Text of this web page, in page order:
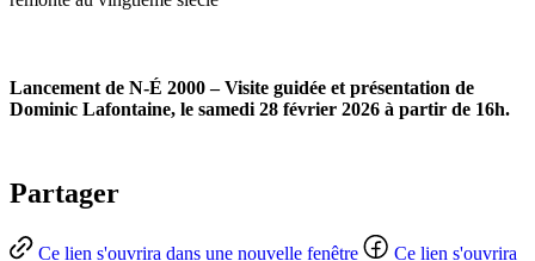
Lancement de N-É 2000 – Visite guidée et présentation de
Dominic Lafontaine, le samedi 28 février 2026 à partir de 16h.
Partager
Ce lien s'ouvrira dans une nouvelle fenêtre Ce lien s'ouvrira